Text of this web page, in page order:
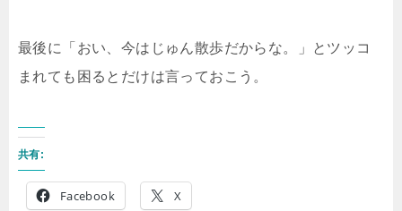
最後に「おい、今はじゅん散歩だからな。」とツッコ
まれても困るとだけは言っておこう。
共有:
Facebook X